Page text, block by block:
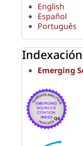
English
Español
Português
Indexación
Emerging